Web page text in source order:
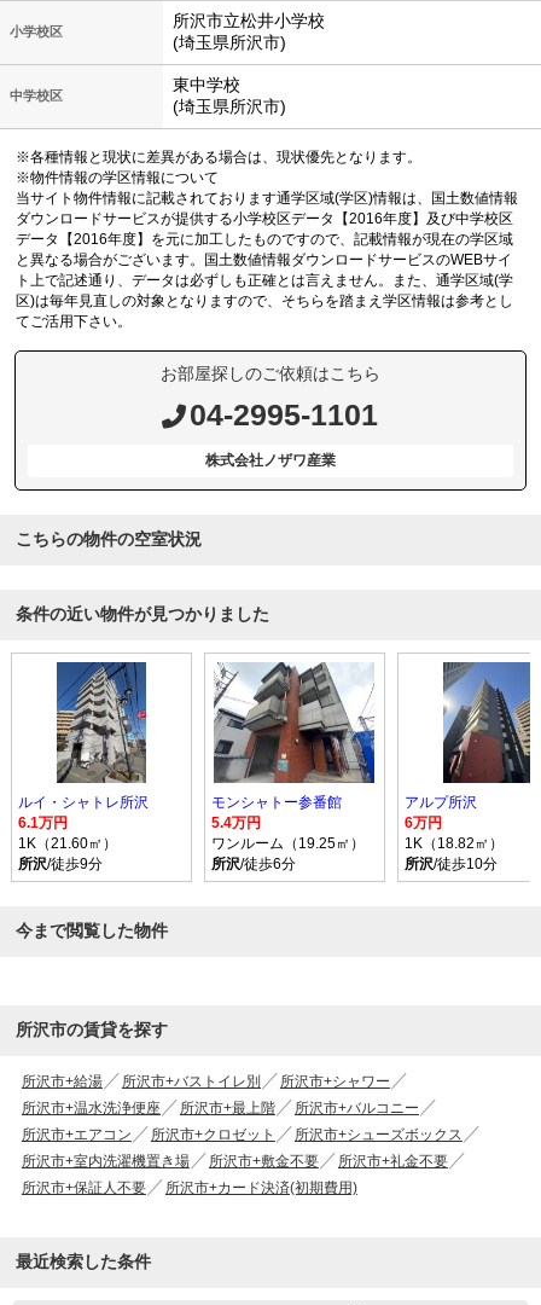
小学校区
所沢市立松井小学校
(埼玉県所沢市)
中学校区
東中学校
(埼玉県所沢市)
※各種情報と現状に差異がある場合は、現状優先となります。
※物件情報の学区情報について
当サイト物件情報に記載されております通学区域(学区)情報は、国土数値情報
ダウンロードサービスが提供する小学校区データ【2016年度】及び中学校区
データ【2016年度】を元に加工したものですので、記載情報が現在の学区域
と異なる場合がございます。国土数値情報ダウンロードサービスのWEBサイ
ト上で記述通り、データは必ずしも正確とは言えません。また、通学区域(学
区)は毎年見直しの対象となりますので、そちらを踏まえ学区情報は参考とし
てご活用下さい。
お部屋探しのご依頼はこちら
04-2995-1101
株式会社ノザワ産業
こちらの物件の空室状況
条件の近い物件が見つかりました
ルイ・シャトレ所沢
6.1万円
1K（21.60㎡）
所沢/徒歩9分
モンシャトー参番館
5.4万円
ワンルーム（19.25㎡）
所沢/徒歩6分
アルプ所沢
6万円
1K（18.82㎡）
所沢/徒歩10分
今まで閲覧した物件
所沢市の賃貸を探す
所沢市+給湯 所沢市+バストイレ別
所沢市+シャワー
所沢市+温水洗浄便座
所沢市+最上階
所沢市+バルコニー
所沢市+エアコン
所沢市+クロゼット
所沢市+シューズボックス
所沢市+室内洗濯機置き場
所沢市+敷金不要
所沢市+礼金不要
所沢市+保証人不要
所沢市+カード決済(初期費用)
最近検索した条件